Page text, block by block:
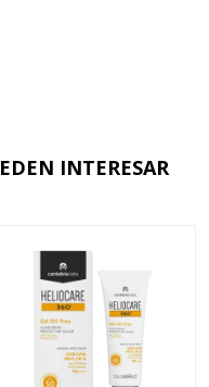
INTERESAR